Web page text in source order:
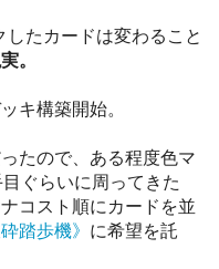
たカードは変わること
。
キ構築開始。
たので、ある程度色マ
ぐらいに周ってきた
コスト順にカードを並
砕踏歩機》 に希望を託